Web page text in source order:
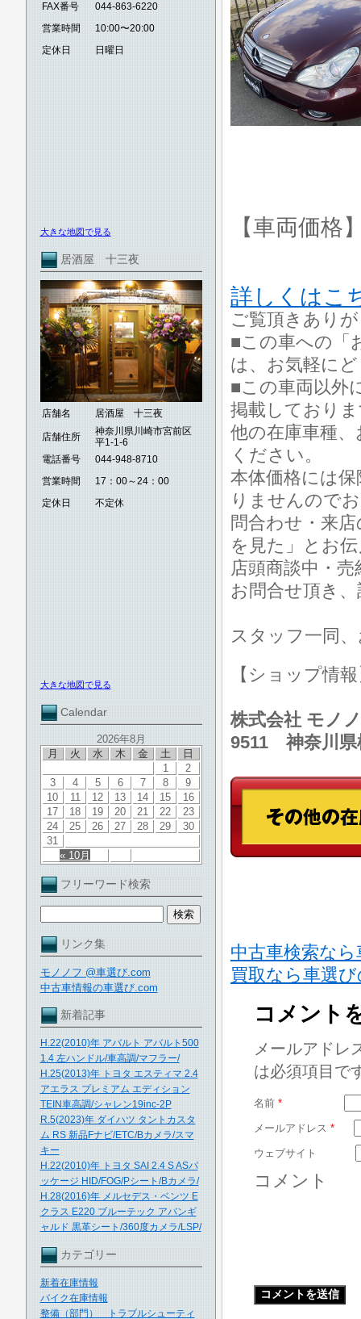
FAX番号
044-863-6220
営業時間
10:00〜20:00
定休日
日曜日
大きな地図で見る
居酒屋 十三夜
店舗名 居酒屋 十三夜
店舗住所
神奈川県川崎市宮前区
平1-1-6
電話番号
044-948-8710
営業時間
17：00～24：00
定休日
不定休
大きな地図で見る
Calendar
2026年8月
月
火 水 木 金 土 日
« 10月
1
2
3
4 5 6 7 8
9
10
11 12 13 14 15
16
17
18 19 20 21 22
23
24
25 26 27 28 29
30
31
フリーワード検索
リンク集
モノノフ @車選び.com
中古車情報の車選び.com
新着記事
H.22(2010)年 アバルト アバルト500
1.4 左ハンドル/車高調/マフラー/
H.25(2013)年 トヨタ エスティマ 2.4
アエラス プレミアム エディション
TEIN車高調/シャレン19inc-2P
R.5(2023)年 ダイハツ タントカスタ
ム RS 新品Fナビ/ETC/Bカメラ/スマ
キー
H.22(2010)年 トヨタ SAI 2.4 S ASパ
ッケージ HID/FOG/Pシート/Bカメラ/
H.28(2016)年 メルセデス・ベンツ E
クラス E220 ブルーテック アバンギ
ャルド 黒革シート/360度カメラ/LSP/
カテゴリー
新着在庫情報
バイク在庫情報
整備（部門） トラブルシューティ
【車両価格
詳しくはこ
ご覧頂きあり
■この車への「
は、お気軽に
■この車両以外
掲載しており
他の在庫車種
ください。
本体価格には
りませんので
問合わせ・来
を見た」とお
店頭商談中・
お問合せ頂き
スタッフ一同
【ショップ情
株式会社 モノ
9511 神奈川県
中古車検索な
買取なら車選
コメント
メールアドレ
は必須項目で
名前 *
メールアドレス *
ウェブサイト
コメント